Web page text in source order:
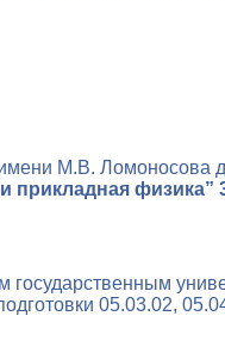
имени М.В. Ломоносова
прикладная физика”
государственным
05.03.02,